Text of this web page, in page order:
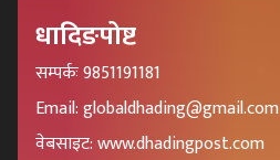
धादिङपोष्ट
सम्पर्कः 9851191181
Email: globaldhading@gmail.com
वेबसाइट: www.dhadingpost.com